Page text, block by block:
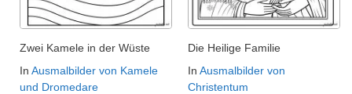
Zwei Kamele in der Wüste
In Ausmalbilder von Kamele
und Dromedare
Die Heilige Familie
In Ausmalbilder von
Christentum